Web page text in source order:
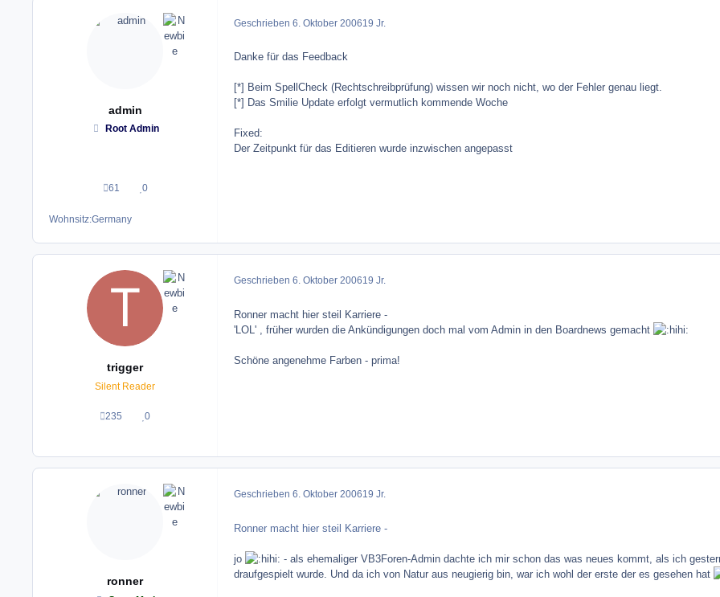
admin
Root Admin
61
Beiträge
0
Reputation
Wohnsitz:Germany
Geschrieben 6. Oktober 200619 Jr.
Danke für das Feedback
[*] Beim SpellCheck (Rechtschreibprüfung) wissen wir noch nicht, wo der Fehler genau liegt.
[*] Das Smilie Update erfolgt vermutlich kommende Woche
Fixed:
Der Zeitpunkt für das Editieren wurde inzwischen angepasst
trigger
Silent Reader
235
Beiträge0
Reputation
Geschrieben 6. Oktober 200619 Jr.
Ronner macht hier steil Karriere -
'LOL' , früher wurden die Ankündigungen doch mal vom Admin in den Boardnews gemacht
Schöne angenehme Farben - prima!
ronner
Geschrieben 6. Oktober 200619 Jr.
Ronner macht hier steil Karriere -
jo
- als ehemaliger VB3Foren-Admin dachte ich mir schon das was neues kommt, als ich
draufgespielt wurde. Und da ich von Natur aus neugierig bin, war ich wohl der erste der es gesehen hat